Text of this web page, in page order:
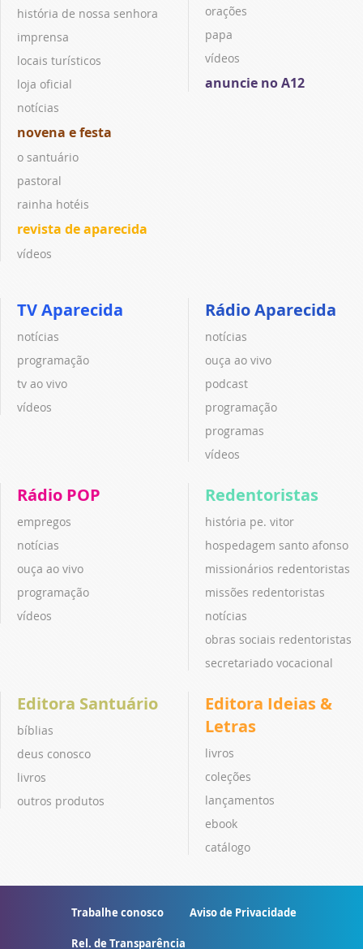
história de nossa senhora
imprensa
locais turísticos
loja oficial
notícias
novena e festa
o santuário
pastoral
rainha hotéis
revista de aparecida
vídeos
orações
papa
vídeos
anuncie no A12
TV Aparecida
notícias
programação
tv ao vivo
vídeos
Rádio Aparecida
notícias
ouça ao vivo
podcast
programação
programas
vídeos
Rádio POP
empregos
notícias
ouça ao vivo
programação
vídeos
Redentoristas
história pe. vitor
hospedagem santo afonso
missionários redentoristas
missões redentoristas
notícias
obras sociais redentoristas
secretariado vocacional
Editora Santuário
bíblias
deus conosco
livros
outros produtos
Editora Ideias &
Letras
livros
coleções
lançamentos
ebook
catálogo
Trabalhe conosco Aviso de Privacidade
Rel. de Transparência